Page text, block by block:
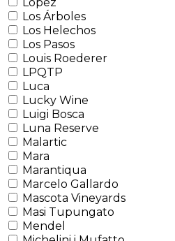
Los Árboles
Los Helechos
Los Pasos
Louis Roederer
LPQTP
Luca
Lucky Wine
Luigi Bosca
Luna Reserve
Malartic
Mara
Marantiqua
Marcelo Gallardo
Mascota Vineyards
Masi Tupungato
Mendel